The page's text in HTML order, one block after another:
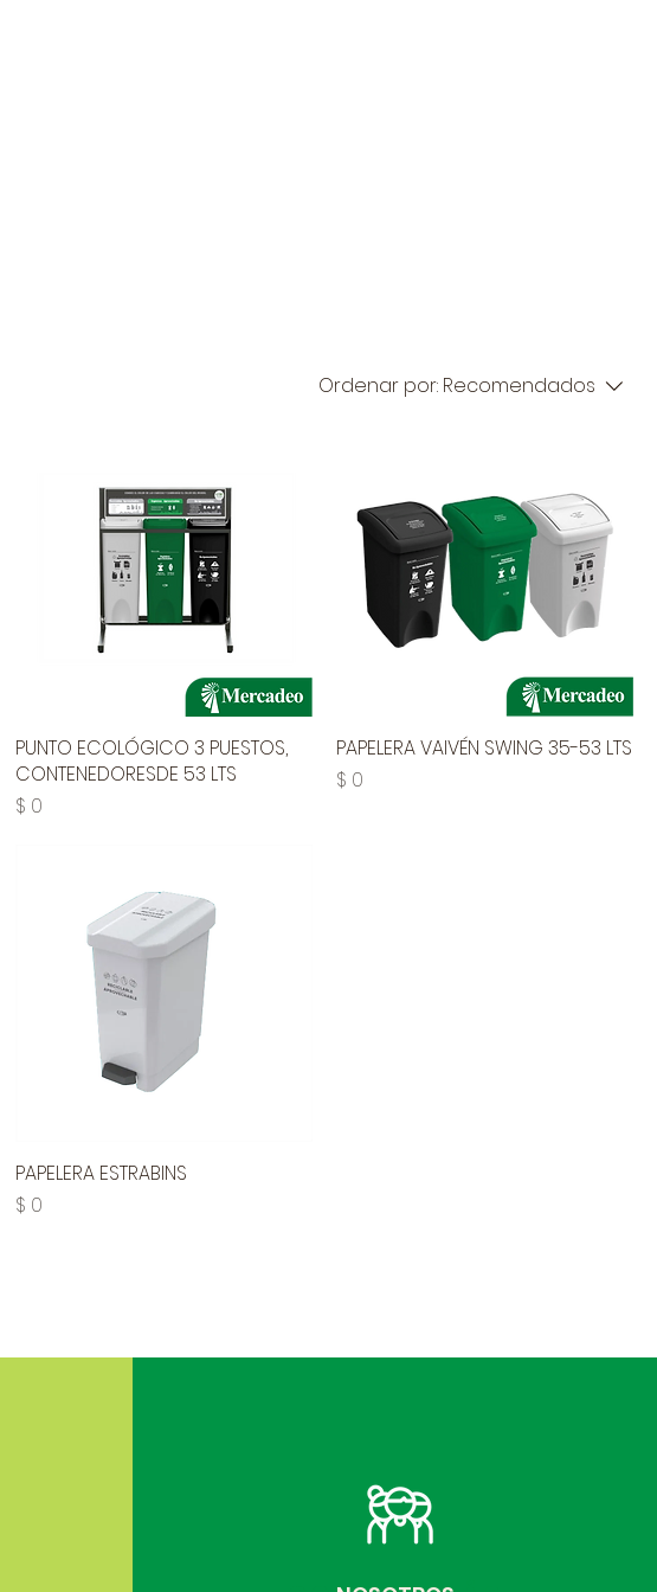
Ordenar por: Recomendados
PUNTO ECOLÓGICO 3 PUESTOS,
CONTENEDORESDE 53 LTS
Precio
$ 0
PAPELERA VAIVÉN SWING 35-53 LTS
Precio
$ 0
PAPELERA ESTRABINS
Precio
$ 0